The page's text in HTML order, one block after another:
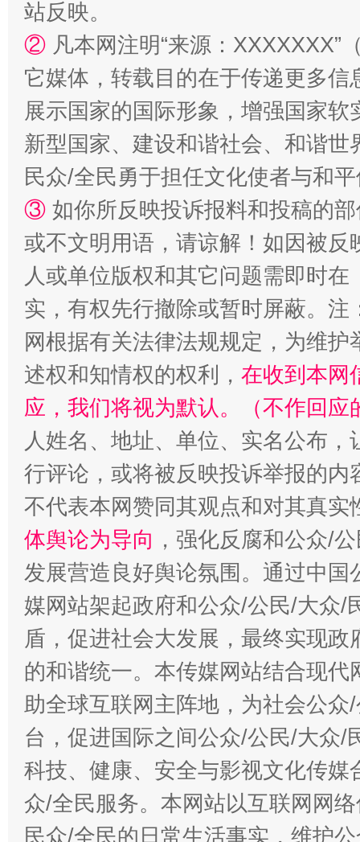
站台名比不上好声名
漫山遍野的桃花与雪山、麦地、白藏房 除
招工难、用工荒背后
站反映。
② 凡本网注明“来源：
它媒体，转载目的在于传递更多
展示国家的国际形象，增强国家
新型国家、建设和谐社会、和谐
民众/全民勇于担任文化使者与和
③ 如你所反映投诉报料和投稿的
或不文明用语，请谅解！如因被
人或单位版权和其它问题需即时在
实，有权先行撤除或暂时屏蔽。
网根据有关法律法规规定，为维
述权和知情权的权利， 在收到本网
应，我们将视为默认。（不作回应
人姓名、地址、单位、实名公布
行评论，或将被反映投诉举报的
不代表本网赞同其观点和对其真实
体舆论为导向 ，强化反腐和公众/
发展营造良好舆论氛围。通过中
媒网站架起政府和公众/公民/大众/
盾，促进社会大发展，最终实现
的和谐统一。本传媒网站结合现
助全球互联网主阵地，为社会公
台，促进国际之间公众/公民/大众/
科技、健康、安全与影视文化传
众/全民服务。本网站以互联网网
民众/全民的日常生活事实，维护